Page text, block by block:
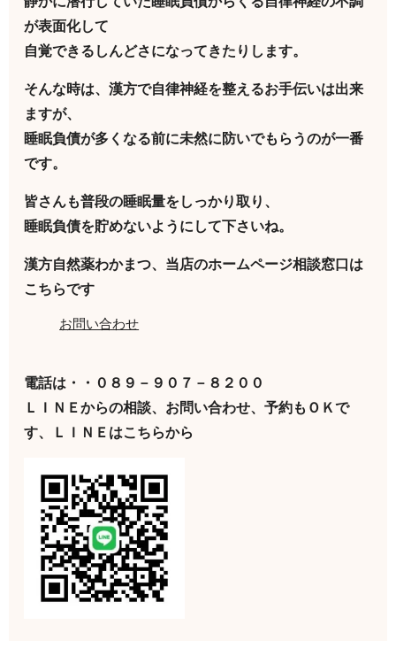
が表面化して
自覚できるしんどさになってきたりします。
そんな時は、漢方で自律神経を整えるお手伝いは出来
ますが、
睡眠負債が多くなる前に未然に防いでもらうのが一番
です。
皆さんも普段の睡眠量をしっかり取り、
睡眠負債を貯めないようにして下さいね。
漢方自然薬わかまつ、当店のホームページ相談窓口は
こちらです
お問い合わせ
電話は・・０８９－９０７－８２００
ＬＩＮＥからの相談、お問い合わせ、予約もＯＫで
す、ＬＩＮＥはこちらから